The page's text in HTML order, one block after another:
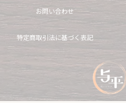
お問い合わせ
特定商取引法に基づく表記